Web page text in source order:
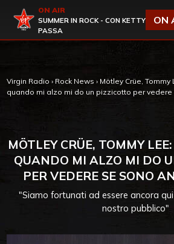
Virgin Radio
ON AIR
SUMMER IN ROCK - CON KETTY
PASSA
ON
Virgin Radio › Rock News › Mötley Crüe, Tommy
quando mi alzo mi do un pizzicotto per vedere
MÖTLEY CRÜE, TOMMY
QUANDO MI ALZO MI DO
PER VEDERE SE SONO
"Siamo fortunati ad essere ancora
nostro pubblico"